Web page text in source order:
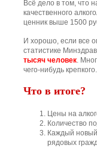
Всё дело в том, что
качественного
ценник выше 1500
И хорошо, если все
статистике
тысяч человек.
чего-нибудь крепкого.
Что в итоге?
Цены на
Количество
Каждый
рядовых